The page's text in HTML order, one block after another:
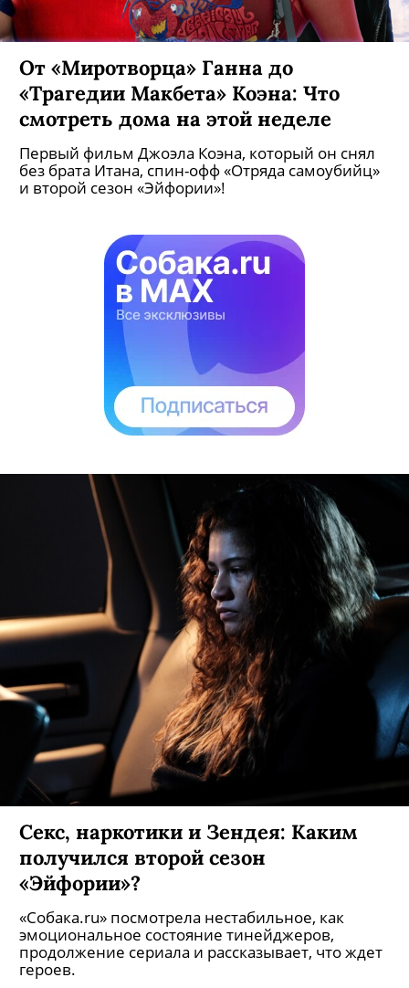
От «Миротворца» Ганна до
«Трагедии Макбета» Коэна: Что
смотреть дома на этой неделе
Первый фильм Джоэла Коэна, который он снял
без брата Итана, спин-офф «Отряда самоубийц»
и второй сезон «Эйфории»!
Секс, наркотики и Зендея: Каким
получился второй сезон
«Эйфории»?
«Собака.ru» посмотрела нестабильное, как
эмоциональное состояние тинейджеров,
продолжение сериала и рассказывает, что ждет
героев.